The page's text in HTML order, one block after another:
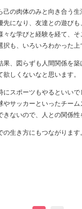
の肉体のみと向き合う
になり、友達との遊び
な学びと経験を経て、
も、いろいろわかった上
、図らずも人間関係を
しくないなと思います。
スポーツもやるといい
サッカーといったチー
ないので、人との関係性
生き方にもつながりま